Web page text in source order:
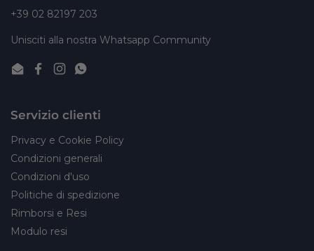
+39 02 82197 203
Unisciti alla nostra Whatsapp Community
EmailFacebook
InstagramWhatsApp
Servizio clienti
Privacy e Cookie Policy
Condizioni generali
Condizioni d'uso
Politiche di spedizione
Rimborsi e Resi
Modulo resi